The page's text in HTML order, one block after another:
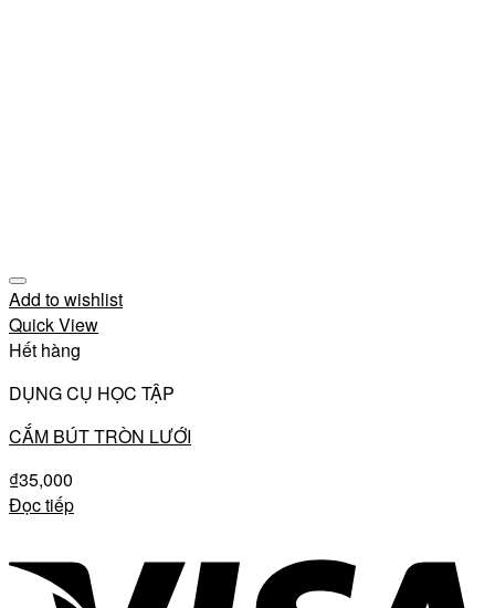
Add to wishlist
Quick View
Hết hàng
DỤNG CỤ HỌC TẬP
CẮM BÚT TRÒN LƯỚI
₫35,000
Đọc tiếp